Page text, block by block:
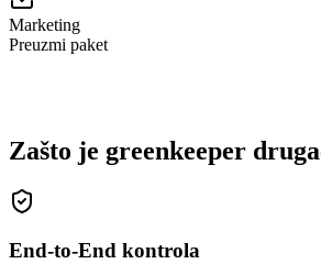
Marketing
Preuzmi paket
Zašto je greenkeeper
End-to-End kontrola